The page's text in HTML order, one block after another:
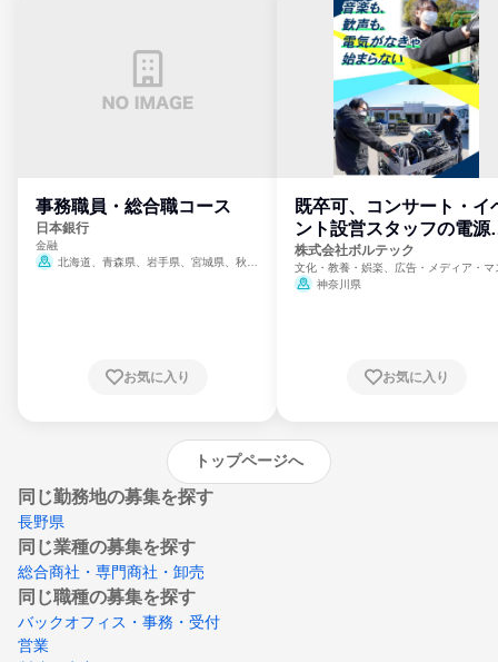
事務職員・総合職コース
日本銀行
金融
北海道、青森県、岩手県、宮城県、秋田
崎県、熊本県、大分県、宮崎県、鹿児島県、
お気に入り
既卒可、コンサート・イ
ント設営スタッフの電源
門
株式会社ボルテック
文化・教養・娯楽、広告・メディア・マ
ミ、電力・ガス・水道・エネルギー
神奈川県
お気に入り
トップページへ
同じ勤務地の募集を探す
長野県
同じ業種の募集を探す
総合商社・専門商社・卸売
同じ職種の募集を探す
バックオフィス・事務・受付
営業